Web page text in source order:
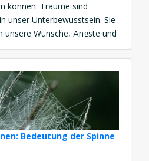
können. Träume sind
unser Unterbewusstsein. Sie
unsere Wünsche, Ängste und
sie jedoch verschlüsselt
In der Traumdeutung
Zeit bestimmte Symbole
Bedeutung der Spinne